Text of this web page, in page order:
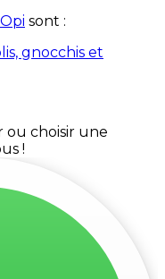
sont :
gnocchis et
ou choisir une
!